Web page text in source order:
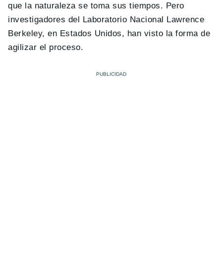
que la naturaleza se toma sus tiempos. Pero
investigadores del Laboratorio Nacional Lawrence
Berkeley, en Estados Unidos, han visto la forma de
agilizar el proceso.